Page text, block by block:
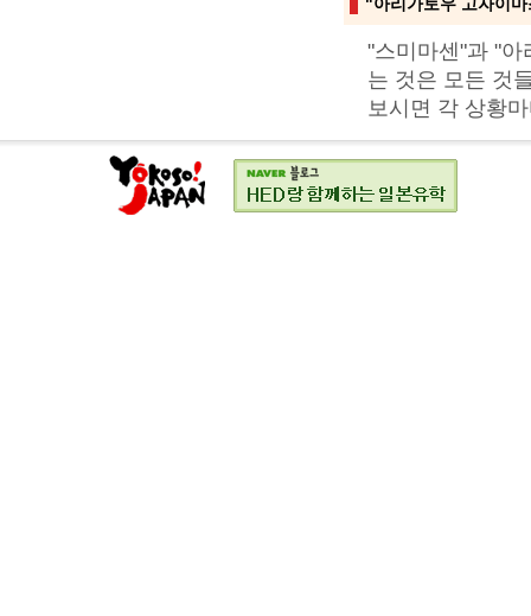
"스미마센"과 "
는 것은 모든 것
보시면 각 상황